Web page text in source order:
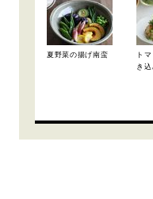
夏野菜の揚げ南蛮
ト
き